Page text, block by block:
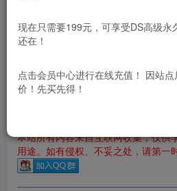
本站付费资源为网络虚拟产品，由
本站内容分为：登录回复下载，积分
载及登录回复下载，都为免费资源，
得！
本站所有内容来自互联网收集，仅供
用途。如有侵权、不妥之处，请第一
现在只需要199元，可享受DS高级
还在！
点击会员中心进行在线充值！ 因站
价！先买先得！